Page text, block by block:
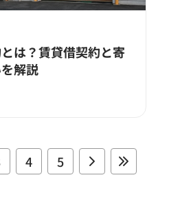
は？賃貸借契約と寄
解説
4 5